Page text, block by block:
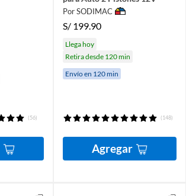
(56)
Por SODIMAC
S/ 199.90
Llega hoy
Retira desde 120 min
Envío en 120 min
(148)
Agregar